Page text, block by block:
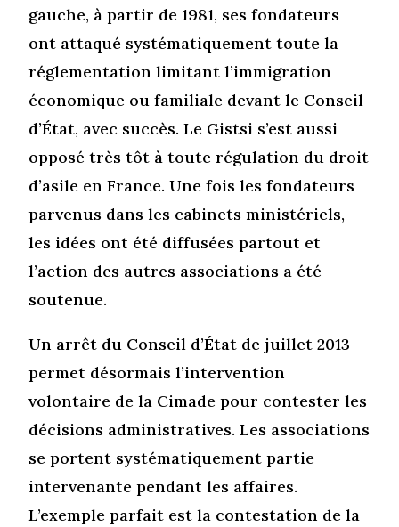
gauche, à partir de 1981, ses fondateurs
ont attaqué systématiquement toute la
réglementation limitant l’immigration
économique ou familiale devant le Conseil
d’État, avec succès. Le Gistsi s’est aussi
opposé très tôt à toute régulation du droit
d’asile en France. Une fois les fondateurs
parvenus dans les cabinets ministériels,
les idées ont été diffusées partout et
l’action des autres associations a été
soutenue.
Un arrêt du Conseil d’État de juillet 2013
permet désormais l’intervention
volontaire de la Cimade pour contester les
décisions administratives. Les associations
se portent systématiquement partie
intervenante pendant les affaires.
L’exemple parfait est la contestation de la